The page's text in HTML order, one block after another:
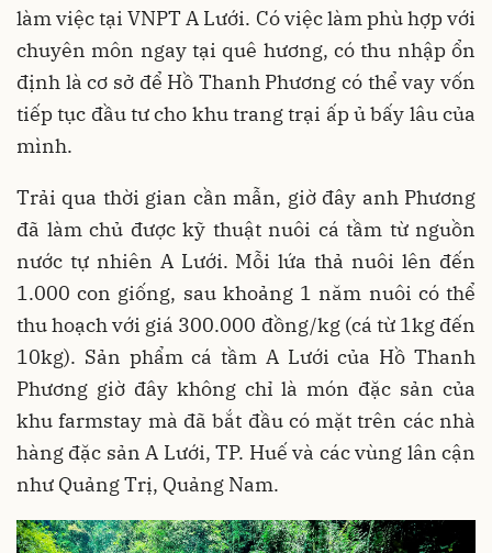
làm việc tại VNPT A Lưới. Có việc làm phù hợp với
chuyên môn ngay tại quê hương, có thu nhập ổn
định là cơ sở để Hồ Thanh Phương có thể vay vốn
tiếp tục đầu tư cho khu trang trại ấp ủ bấy lâu của
mình.
Trải qua thời gian cần mẫn, giờ đây anh Phương
đã làm chủ được kỹ thuật nuôi cá tầm từ nguồn
nước tự nhiên A Lưới. Mỗi lứa thả nuôi lên đến
1.000 con giống, sau khoảng 1 năm nuôi có thể
thu hoạch với giá 300.000 đồng/kg (cá từ 1kg đến
10kg). Sản phẩm cá tầm A Lưới của Hồ Thanh
Phương giờ đây không chỉ là món đặc sản của
khu farmstay mà đã bắt đầu có mặt trên các nhà
hàng đặc sản A Lưới, TP. Huế và các vùng lân cận
như Quảng Trị, Quảng Nam.